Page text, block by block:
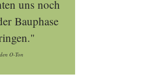
uns noch
Bauphase
O-Ton